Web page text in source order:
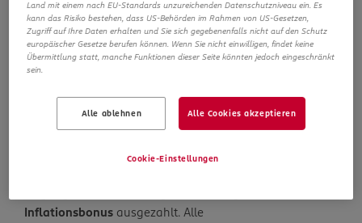
DasInvestitionsvolumendes Konzerns liegt im neuen
Geschäftsjahr 2023 bei
Deutschland
An diesem Unternehmenserfolg hat ROSSMANN seine
Inflationsbonus ausgezahlt. Alle
Land mit einem nach EU-Standards unzureichenden Datenschutzniveau ein. Es
kann das Risiko bestehen, dass US-Behörden im Rahmen von US-Gesetzen,
Zugriff auf Ihre Daten erhalten und Sie sich gegebenenfalls nicht auf den Schutz
europäischer Gesetze berufen können. Wenn Sie nicht einwilligen, findet keine
Übermittlung statt, manche Funktionen dieser Seite könnten jedoch eingeschränkt
sein.
Alle ablehnen Alle Cookies akzeptieren
Cookie-Einstellungen